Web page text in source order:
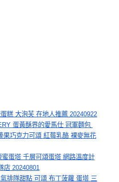
糕 大泡芙 在地人推薦 20240922
蛋黃酥界的愛馬仕 冠軍麵包
果巧克力可頌 紅莓乳酪 裸麥無花
蛋塔 千層可頌蛋塔 網路溫度計
店 20240801
排隊甜點 可頌 布丁菠蘿 蛋塔 三